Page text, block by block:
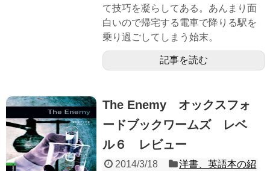
て技巧を凝らしてある。あんまり面
白いので帰宅する電車で降りる駅を
乗り過ごしてしまう始末。
記事を読む
The Enemy オックスフォ
ードブックワームズ レベ
ル６ レビュー
2014/3/18
洋書、英語本の紹